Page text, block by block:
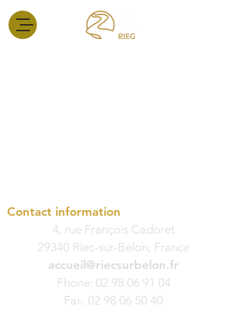
Contact information
4, rue François Cadoret
29340 Riec-sur-Bélon, France
accueil@riecsurbelon.fr
Phone: 02 98 06 91 04
Fax: 02 98 06 50 40